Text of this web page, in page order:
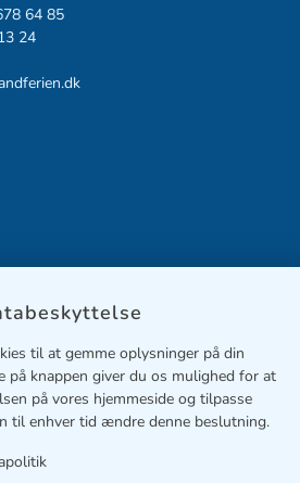
64 85
24
til at gemme oplysninger på din
på knappen giver du os mulighed for at
på vores hjemmeside og tilpasse
til enhver tid ændre denne beslutning.